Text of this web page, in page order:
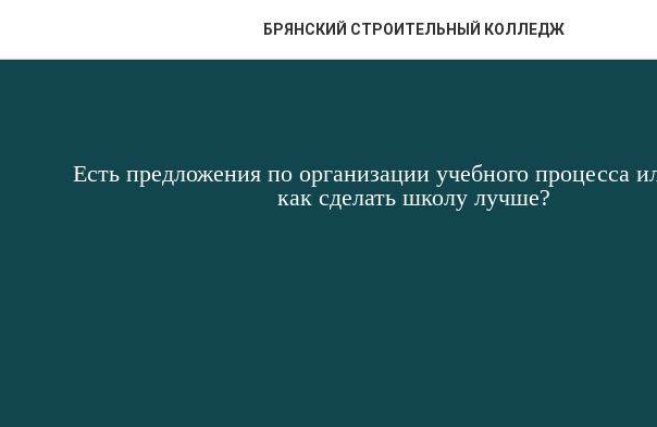
Есть предложения по организации учебного процесса
как сделать школу лучше?
БРЯНСКИЙ СТРОИТЕЛЬНЫЙ КОЛЛЕДЖ